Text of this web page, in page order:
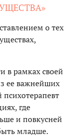
о тех
в рамках своей
ее важнейших
где
и повкусней
младше.